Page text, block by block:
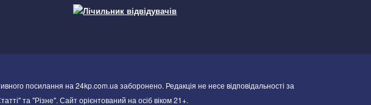
посилання на 24kp.com.ua заборонено. Редакція не несе відповідальності за
та "Різне". Сайт орієнтований на осіб віком 21+.